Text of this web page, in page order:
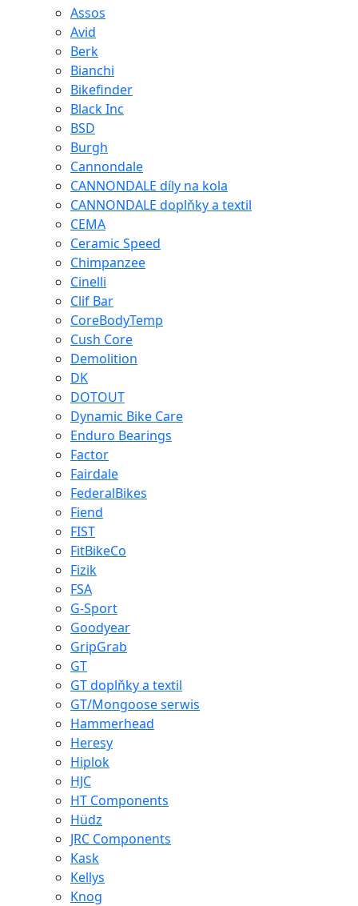
Assos
Avid
Berk
Bianchi
Bikefinder
Black Inc
BSD
Burgh
Cannondale
CANNONDALE díly na kola
CANNONDALE doplňky a textil
CEMA
Ceramic Speed
Chimpanzee
Cinelli
Clif Bar
CoreBodyTemp
Cush Core
Demolition
DK
DOTOUT
Dynamic Bike Care
Enduro Bearings
Factor
Fairdale
FederalBikes
Fiend
FIST
FitBikeCo
Fizik
FSA
G-Sport
Goodyear
GripGrab
GT
GT doplňky a textil
GT/Mongoose serwis
Hammerhead
Heresy
Hiplok
HJC
HT Components
Hüdz
JRC Components
Kask
Kellys
Knog